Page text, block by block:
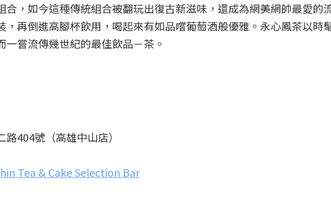
合，如今這種傳統組合被翻玩出復古新滋味，還成為網美網帥最愛的
，再倒進高腳杯飲用，喝起來有如品嚐葡萄酒般優雅。永心鳳茶以時
嘗流傳幾世紀的最佳飲品－茶。
404號（高雄中山店）
Tea & Cake Selection Bar